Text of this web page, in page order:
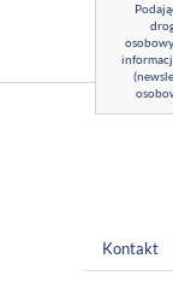
Kontakt